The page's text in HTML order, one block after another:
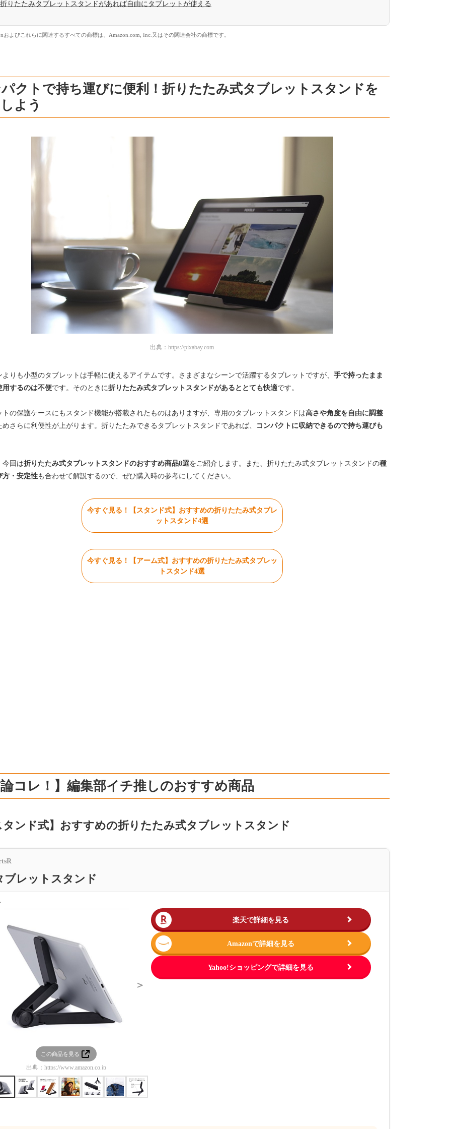
折りたたみタブレットスタンドがあれば自由にタブレットが使える
およびこれらに関連するすべての商標は、Amazon.com, Inc.又はその関連会社の商標です。
パクトで持ち運びに便利！折りたたみ式タブレットスタンドを
よう
出典： https://pixabay.com
よりも小型のタブレットは手軽に使えるアイテムです。さまざまなシーンで活躍するタブレットですが、 手で持ったまま
用するのは不便です。そのときに折りたたみ式タブレットスタンドがあるととても快適です。
トの保護ケースにもスタンド機能が搭載されたものはありますが、専用のタブレットスタンドは高さや角度を自由に調整
めさらに利便性が上がります。折りたたみできるタブレットスタンドであれば、
コンパクトに収納できるので持ち運びも
今回は折りたたみ式タブレットスタンドのおすすめ商品8選をご紹介します。また、折りたたみ式タブレットスタンドの種
方・安定性も合わせて解説するので、ぜひ購入時の参考にしてください。
今すぐ見る！【スタンド式】おすすめの折りたたみ式タブレ
ットスタンド4選
今すぐ見る！【アーム式】おすすめの折りたたみ式タブレッ
トスタンド4選
論コレ！】編集部イチ推しのおすすめ商品
タンド式】おすすめの折りたたみ式タブレットスタンド
ブレットスタンド
この商品を見る
出典： https://www.amazon.co.jp
＞
楽天で詳細を見る
Amazonで詳細を見る
Yahoo!ショッピングで詳細を見る